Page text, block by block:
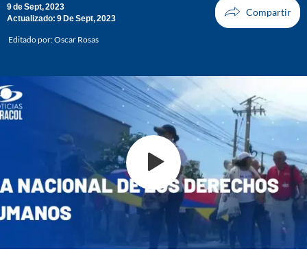
9 de Sept, 2023
Actualizado: 9 De Sept, 2023
Editado por:Oscar Rosas